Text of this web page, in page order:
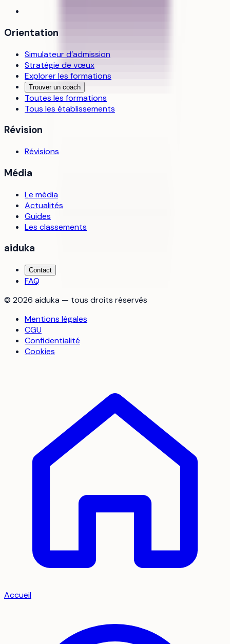
Orientation
Simulateur d’admission
Stratégie de vœux
Explorer les formations
Trouver un coach
Toutes les formations
Tous les établissements
Révision
Révisions
Média
Le média
Actualités
Guides
Les classements
aiduka
Contact
FAQ
© 2026 aiduka — tous droits réservés
Mentions légales
CGU
Confidentialité
Cookies
Accueil